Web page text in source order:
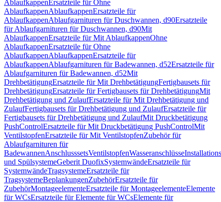
AblaufkappenErsatzteile für Ohne
AblaufkappenAblaufkappenErsatzteile für
AblaufkappenAblaufgarnituren für Duschwannen, d90Ersatzteile
für Ablaufgarnituren für Duschwannen, d90Mit
AblaufkappenErsatzteile für Mit AblaufkappenOhne
AblaufkappenErsatzteile für Ohne
AblaufkappenAblaufkappenErsatzteile für
AblaufkappenAblaufgarnituren für Badewannen, d52Ersatzteile für
Ablaufgarnituren für Badewannen, d52Mit
DrehbetätigungErsatzteile für Mit DrehbetätigungFertigbausets für
DrehbetätigungErsatzteile für Fertigbausets für DrehbetätigungMit
Drehbetätigung und ZulaufErsatzteile für Mit Drehbetätigung und
ZulaufFertigbausets für Drehbetätigung und ZulaufErsatzteile für
Fertigbausets für Drehbetätigung und ZulaufMit Druckbetätigung
PushControlErsatzteile für Mit Druckbetätigung PushControlMit
VentilstopfenErsatzteile für Mit VentilstopfenZubehör für
Ablaufgarnituren für
BadewannenAnschlusssetsVentilstopfenWasseranschlüsse
und SpülsystemeGeberit DuofixSystemwändeErsatzteile für
SystemwändeTragsystemeErsatzteile für
TragsystemeBeplankungenZubehörErsatzteile für
ZubehörMontageelementeErsatzteile für MontageelementeElemente
für WCsErsatzteile für Elemente für WCsElemente für